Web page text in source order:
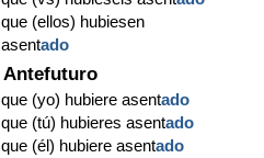
que (ellos) hubiesen
asentado
Antefuturo
que (yo) hubiere asentado
que (tú) hubieres asentado
que (él) hubiere asentado